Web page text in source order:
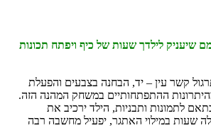
לילדך שעות של כיף ויפתח תכונות
קשר עין – יד, הבחנה בצבעים והפעלת
ההתפתחותיים במשחק המהנה הזה.
לתמונות ותבניות, הילד ירכיב את
שעות במילוי האתגר, יפעיל מחשבה רבה